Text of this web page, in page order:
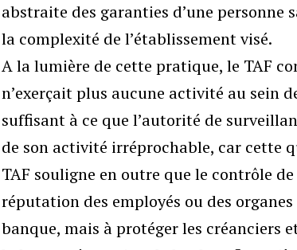
abstraite des garanties d’une
la complexité de l’établissement visé.
A la lumière de cette pratique, le TAF
n’exerçait plus aucune activité au sein
suffisant à ce que l’autorité de
de son activité irréprochable, car cette
TAF souligne en outre que le contrôle
réputation des employés ou des
banque, mais à protéger les créanciers